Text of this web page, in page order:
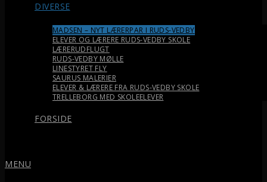
DIVERSE
MADSEN – NYT LÆRERPAR I RUDS-VEDBY
ELEVER OG LÆRERE RUDS-VEDBY SKOLE
LÆRERUDFLUGT
RUDS-VEDBY MØLLE
LINESTYRET FLY
SAURUS MALERIER
ELEVER & LÆRERE FRA RUDS-VEDBY SKOLE
TRELLEBORG MED SKOLEELEVER
FORSIDE
MENU